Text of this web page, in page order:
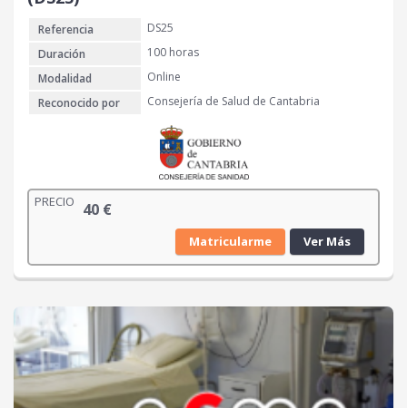
Referencia
DS25
Duración
100 horas
Modalidad
Online
Reconocido por
Consejería de Salud de Cantabria
PRECIO 40 €
Matricularme Ver Más